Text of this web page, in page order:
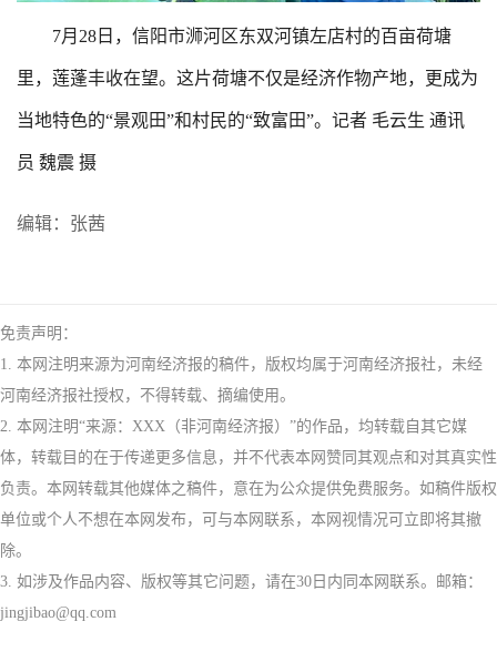
7月28日，信阳市浉河区东双河镇左店村的百亩荷塘
里，莲蓬丰收在望。这片荷塘不仅是经济作物产地，更成为
当地特色的“景观田”和村民的“致富田”。记者 毛云生 通讯
员 魏震 摄
编辑：张茜
免责声明：
1. 本网注明来源为河南经济报的稿件，版权均属于河南经济报社，未经
河南经济报社授权，不得转载、摘编使用。
2. 本网注明“来源：XXX（非河南经济报）”的作品，均转载自其它媒
体，转载目的在于传递更多信息，并不代表本网赞同其观点和对其真实性
负责。本网转载其他媒体之稿件，意在为公众提供免费服务。如稿件版权
单位或个人不想在本网发布，可与本网联系，本网视情况可立即将其撤
除。
3. 如涉及作品内容、版权等其它问题，请在30日内同本网联系。邮箱：
jingjibao@qq.com